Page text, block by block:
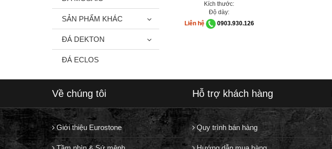
Kích thước:
Độ dày:
Liên hệ
0903.930.126
SẢN PHẨM KHÁC
ĐÁ DEKTON
ĐÁ ECLOS
Về chúng tôi
Giới thiệu Eurostone
Hỗ trợ khách hàng
Quy trình bán hàng